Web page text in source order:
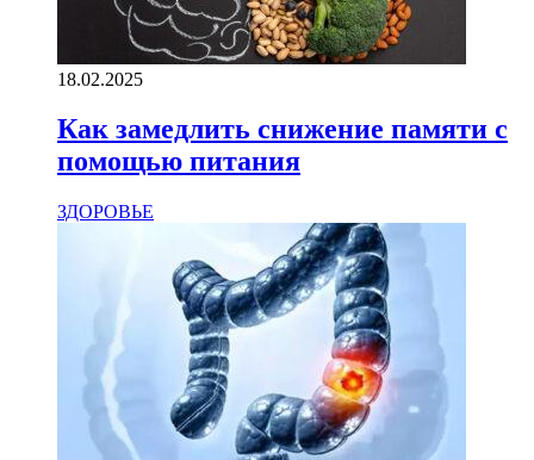
18.02.2025
Как замедлить снижение памяти с
помощью питания
ЗДОРОВЬЕ